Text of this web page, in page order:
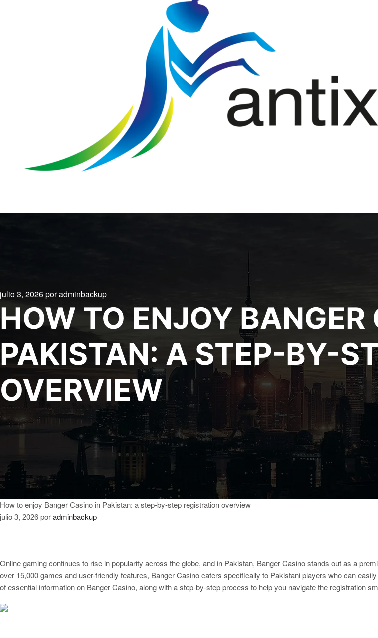
julio 3, 2026poradminbackup
HOW TO ENJOY BANGER
PAKISTAN: A STEP-BY-
OVERVIEW
How to enjoy Banger Casino in Pakistan: a step-by-step registration overview
julio 3, 2026poradminbackup
Online gaming continues to rise in popularity across the globe, and in Pakistan, Banger Casino stands out as a
over 15,000 games and user-friendly features, Banger Casino caters specifically to Pakistani players who can easily
of essential information on Banger Casino, along with a step-by-step process to help you navigate the registration